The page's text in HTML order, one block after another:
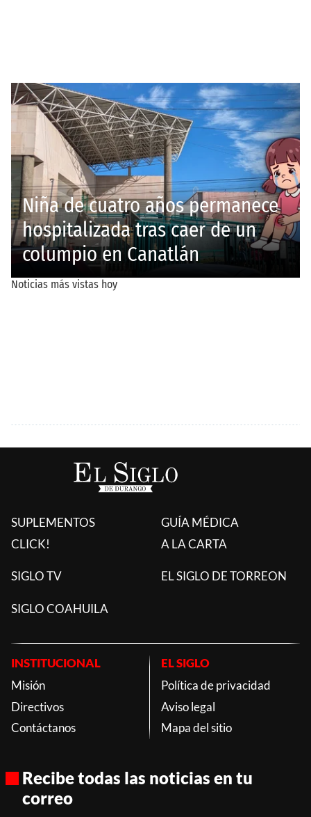
SUPLEMENTOS
CLICK!
GUÍA MÉDICA
A LA CARTA
SIGLO TV EL SIGLO DE TORREON
SIGLO COAHUILA
INSTITUCIONAL
Misión
Directivos
Contáctanos
EL SIGLO
Política de privacidad
Aviso legal
Mapa del sitio
Recibe todas las noticias en tu
correo